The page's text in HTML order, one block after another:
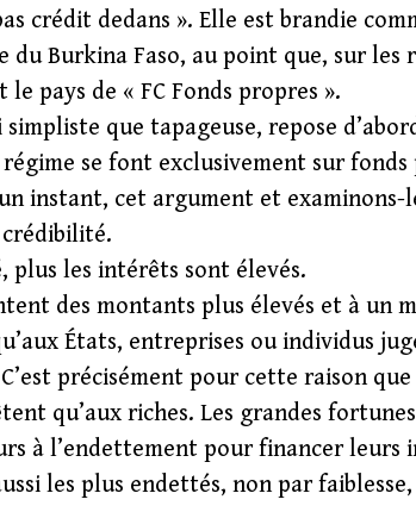
crédit dedans ». Elle est brandie
du Burkina Faso, au point que, sur les
pays de « FC Fonds propres ».
que tapageuse, repose
se font exclusivement sur
instant, cet argument et examinons-
plus les intérêts sont élevés.
des montants plus élevés et à un
États, entreprises ou individus
précisément pour cette raison
qu’aux riches. Les grandes
à l’endettement pour financer leurs
les plus endettés, non par